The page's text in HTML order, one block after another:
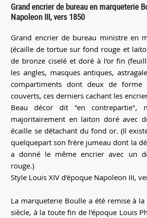
Grand encrier de bureau en marqueterie
Napoleon III, vers 1850
Grand encrier de bureau ministre en
(écaille de tortue sur fond rouge et
de bronze ciselé et doré à l'or fin
les angles, masques antiques,
compartiments dont deux de forme
couverts, ces derniers cachant les
Beau décor dit "en contrepartie",
majoritairement en laiton doré avec
écaille se détachant du fond or. (Il
quelquepart son frère jumeau dont la
a donné le même encrier avec un
rouge.)
Style Louis XIV d'époque Napoleon III,
La marqueterie Boulle a été remise à
siècle, à la toute fin de l'époque Louis